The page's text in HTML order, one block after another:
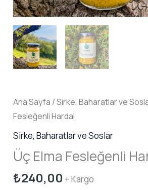
Ana Sayfa /Sirke, Baharatlar ve
Fesleğenli Hardal
Sirke, Baharatlar ve Soslar
Üç Elma Fesleğenli
₺240,00 + Kargo